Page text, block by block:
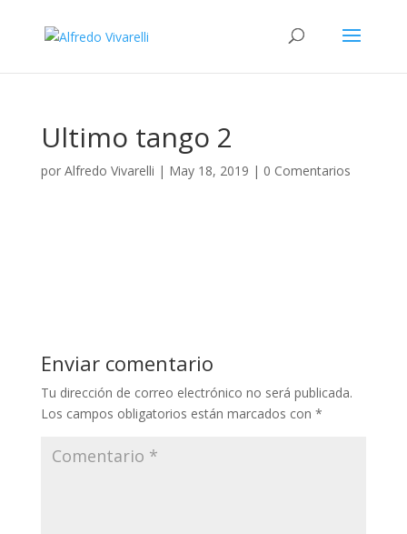
Ultimo tango 2
por Alfredo Vivarelli | May 18, 2019 | 0 Comentarios
Enviar comentario
Tu dirección de correo electrónico no será publicada.
Los campos obligatorios están marcados con *